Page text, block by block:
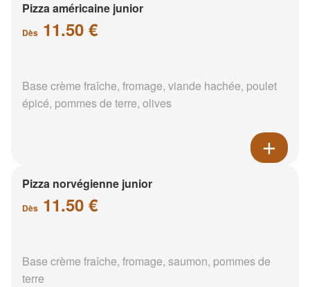
Pizza américaine junior
Dès 11.50 €
Base crème fraîche, fromage, viande hachée, poulet
épicé, pommes de terre, olives
Pizza norvégienne junior
Dès 11.50 €
Base crème fraîche, fromage, saumon, pommes de
terre